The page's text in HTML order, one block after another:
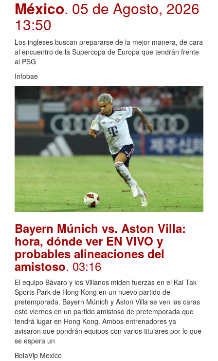
México. 05 de Agosto, 2026
13:50
Los ingleses buscan prepararse de la mejor manera, de cara
al encuentro de la Supercopa de Europa que tendrán frente
al PSG
Infobae
Bayern Múnich vs. Aston Villa:
hora, dónde ver EN VIVO y
probables alineaciones del
amistoso. 03:16
El equipo Bávaro y los Villanos miden fuerzas en el Kai Tak
Sports Park de Hong Kong en un nuevo partido de
pretemporada. Bayern Múnich y Aston Villa se ven las caras
este viernes en un partido amistoso de pretemporada que
tendrá lugar en Hong Kong. Ambos entrenadores ya
avisaron que pondrán equipos con varios titulares por lo que
se espera un
BolaVip Mexico